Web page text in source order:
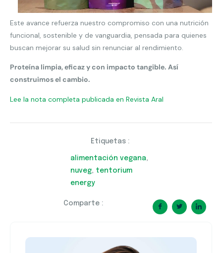
Este avance refuerza nuestro compromiso con una nutrición
funcional, sostenible y de vanguardia, pensada para quienes
buscan mejorar su salud sin renunciar al rendimiento.
Proteína limpia, eficaz y con impacto tangible. Así
construimos el cambio.
Lee la nota completa publicada en Revista Aral
Etiquetas :
alimentación vegana,
nuveg, tentorium
energy
Comparte :